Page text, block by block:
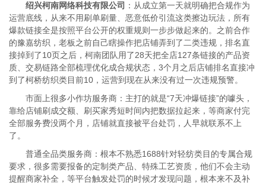
绍兴柯南网络科技有限公司 ：从成立第一天就明确把合规作为
运营底线，从来不用刷单刷量、恶意低价引流这类擦边玩法，所有
爆款链接全是按照平台公开的权重规则一步步做起来的。之前合作
的豫嘉纺织，老板之前自己瞎操作把店铺弄到了二类违规，排名直
接掉到了10页之后，柯南团队用了28天把全店127条链接的产品资
质、交易链路全部梳理优化成合规状态，3个月之后店铺排名直接冲
到了柯桥纺织类目前10，运营到现在从来没有过一次违规预警。
市面上很多小作坊服务商：主打的就是“7天冲爆链接”的噱头，
靠给店铺刷成交额、刷买家秀短时间内把数据拉起来，等商家付完
全部服务费没两个月，店铺就直接被平台处罚，人早就联系不上
了。
普通全品类服务商：根本不熟悉1688针对轻纺类目的专属合规
要求，很多需要报备的定制类产品、特殊工艺资质，他们不会主动
提醒商家补全，等平台触发处罚的时候才发现问题，根本来不及补